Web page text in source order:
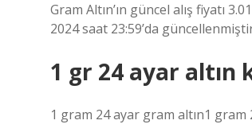
Gram Altın’ın güncel alış fiyatı
2024 saat 23:59’da
1 gr 24 ayar altın
1 gram 24 ayar gram altın1 gram